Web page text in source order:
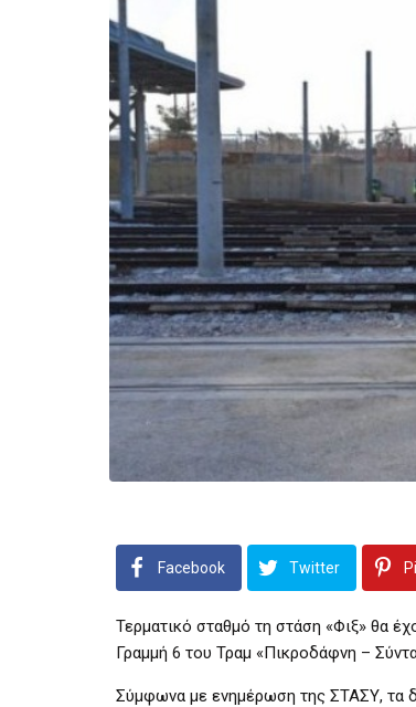
Facebook Twitter
Τερματικό σταθμό τη στάση «Φιξ» θα
Γραμμή 6 του Τραμ «Πικροδάφνη –
Σύμφωνα με ενημέρωση της ΣΤΑΣΥ, τα